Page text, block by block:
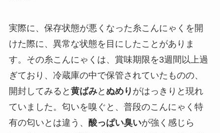
実際に、保存状態が悪くなった糸こんにゃくを開
けた際に、異常な状態を目にしたことがありま
す。その糸こんにゃくは、賞味期限を3週間以上過
ぎており、冷蔵庫の中で保管されていたものの、
開封してみると 黄ばみと ぬめり がはっきりと現れ
ていました。匂いを嗅ぐと、普段のこんにゃく特
有の匂いとは違う、 酸っぱい臭いが強く感じら